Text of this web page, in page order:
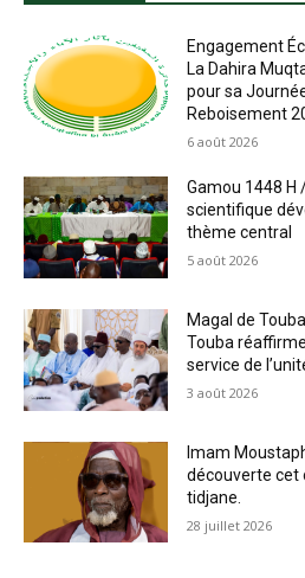
Engagement
La Dahira
pour sa
Reboisement
6 août 2026
Gamou 1448 H
scientifique
thème central
5 août 2026
Magal de
Touba
service de
3 août 2026
Imam
découverte cet
tidjane.
28 juillet 2026